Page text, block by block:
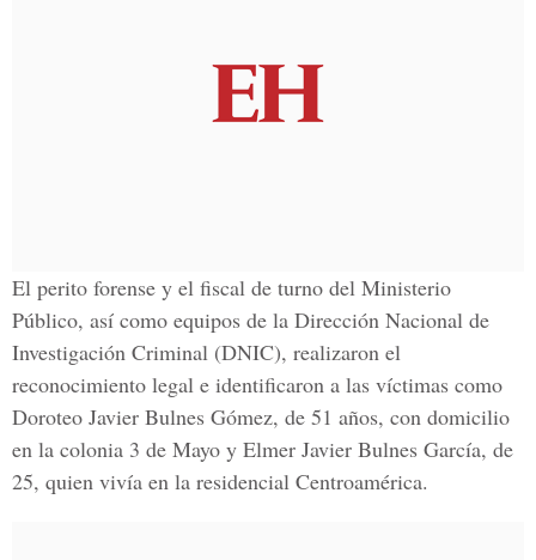
El perito forense y el fiscal de turno del Ministerio
Público, así como equipos de la Dirección Nacional de
Investigación Criminal (DNIC), realizaron el
reconocimiento legal e identificaron a las víctimas como
Doroteo Javier Bulnes Gómez, de 51 años, con domicilio
en la colonia 3 de Mayo y Elmer Javier Bulnes García, de
25, quien vivía en la residencial Centroamérica.